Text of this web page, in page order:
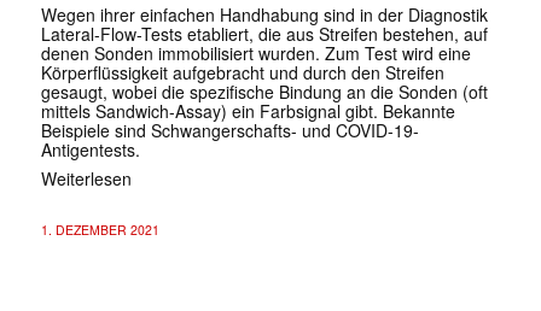
Wegen ihrer einfachen Handhabung sind in der Diagnostik
Lateral-Flow-Tests etabliert, die aus Streifen be­stehen, auf
denen Sonden immobilisiert wurden. Zum Test wird eine
Körperflüssigkeit aufgebracht und durch den Streifen
gesaugt, wobei die spezifische Bindung an die ­Sonden (oft
mittels Sandwich-Assay) ein Farbsignal gibt. Bekannte
Beispiele sind Schwangerschafts- und COVID-19-
Antigentests.
Weiterlesen
1. DEZEMBER 2021